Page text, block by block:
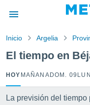
por
para
que se
calidad.
a este
Inicio Argelia
El tiempo en
HOY MAÑANA DOM. 09
La previsión del